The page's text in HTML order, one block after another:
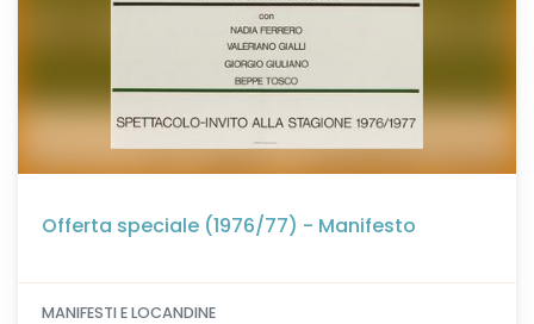
Offerta speciale (1976/77) - Manifesto
MANIFESTI E LOCANDINE